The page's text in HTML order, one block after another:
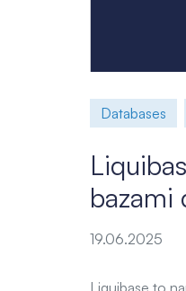
Databases
bazami
19.06.2025